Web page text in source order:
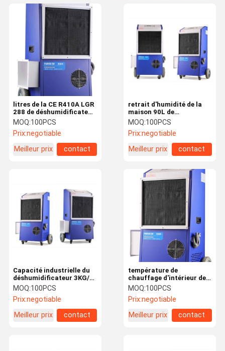
retrait d'humidité de la
maison 90L de
déshumidificateur d'air
de pompe à la chaleur
240V petit
MOQ:100PCS
Prix:negotiable
Meilleur prix
contact
litres de la CE R410A LGR
288 de déshumidificateur
du chauffage 220v/jour
MOQ:100PCS
Prix:negotiable
Meilleur prix
contact
température de
chauffage d'intérieur de
déshumidificateur de
3000W 1000m3/h de 0C
au degré 55C
MOQ:100PCS
Prix:negotiable
Meilleur prix
contact
Capacité industrielle du
déshumidificateur 3KG/H
de thermostat de
machine de chauffage
MOQ:100PCS
Prix:negotiable
Meilleur prix
contact